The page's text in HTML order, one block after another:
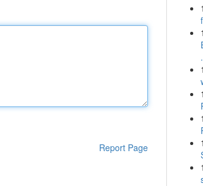
Report Page
1
1
1
1
1
1
1